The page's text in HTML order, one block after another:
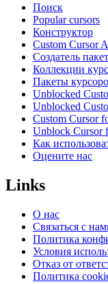
Поиск
Popular cursors
Конструктор
Custom Cursor
Создатель
Коллекции
Пакеты
Unblocked
Unblocked
Custom Cursor
Unblock Cursor
Как
Оцените нас
Links
О нас
Связаться с
Политика
Условия
Отказ от
Политика